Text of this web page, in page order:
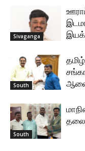
Sivaganga
South
South